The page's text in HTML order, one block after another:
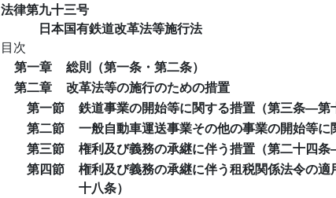
法律第九十三号
日本国有鉄道改革法等施行法
目次
第一章
総則（第一条・第二条）
第二章
改革法等の施行のための措置
第一節
鉄道事業の開始等に関する措置（第三条―第
第二節
一般自動車運送事業その他の事業の開始等
第三節
権利及び義務の承継に伴う措置（第二十四条
第四節
権利及び義務の承継に伴う租税関係法令の
十八条）